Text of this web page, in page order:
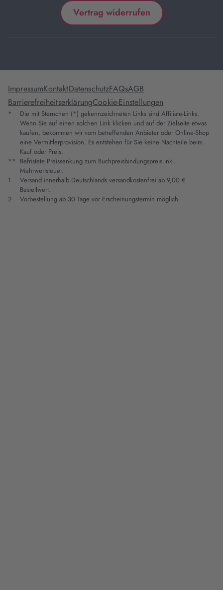
Vertrag widerrufen
ImpressumKontaktDatenschutzFAQsAGB
BarrierefreiheitserklärungCookie-Einstellungen
*
Die mit Sternchen (*) gekennzeichneten Links sind Affiliate-Links.
Wenn Sie auf einen solchen Link klicken und auf der Zielseite etwas
kaufen, bekommen wir vom betreffenden Anbieter oder Online-Shop
eine Vermittlerprovision. Es entstehen für Sie keine Nachteile beim
Kauf oder Preis.
** Befristete Preissenkung zum Buchpreisbindungspreis inkl.
Mehrwertsteuer.
1
Versand innerhalb Deutschlands versandkostenfrei ab 9,00 €
Bestellwert.
2
Vorbestellung ab 30 Tage vor Erscheinungstermin möglich.